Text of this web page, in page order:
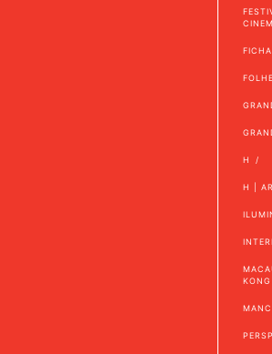
H
H |
KONG